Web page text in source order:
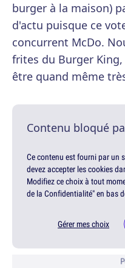
burger à la maison)
d'actu puisque ce
concurrent McDo.
frites du Burger
être quand même
Contenu bloqué
Ce contenu est fourni par un
devez accepter les cookies
Modifiez ce choix à tout
de la Confidentialité" en bas
Gérer mes choix